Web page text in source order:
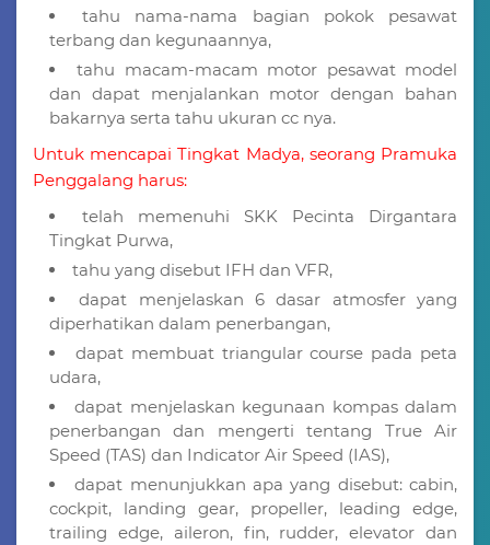
tahu nama-nama bagian pokok pesawat
terbang dan kegunaannya,
tahu macam-macam motor pesawat model
dan dapat menjalankan motor dengan bahan
bakarnya serta tahu ukuran cc nya.
Untuk mencapai Tingkat Madya, seorang Pramuka
Penggalang harus:
telah memenuhi SKK Pecinta Dirgantara
Tingkat Purwa,
tahu yang disebut IFH dan VFR,
dapat menjelaskan 6 dasar atmosfer yang
diperhatikan dalam penerbangan,
dapat membuat triangular course pada peta
udara,
dapat menjelaskan kegunaan kompas dalam
penerbangan dan mengerti tentang True Air
Speed (TAS) dan Indicator Air Speed (IAS),
dapat menunjukkan apa yang disebut: cabin,
cockpit, landing gear, propeller, leading edge,
trailing edge, aileron, fin, rudder, elevator dan